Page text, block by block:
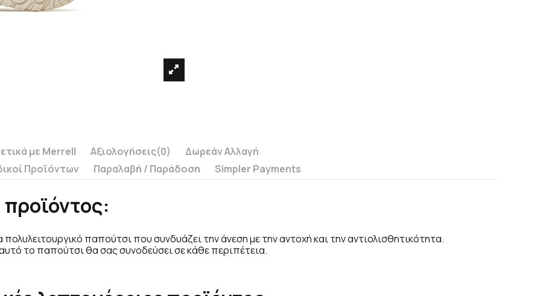
με Merrell Αξιολογήσεις(0)
Δωρεάν Αλλαγή
Προϊόντων
Παραλαβή / Παράδoση Simpler Payments
παπούτσι που συνδυάζει την άνεση με την αντοχή και την αντιολισθητικότητα.
το παπούτσι θα σας συνοδεύσει σε κάθε περιπέτεια.